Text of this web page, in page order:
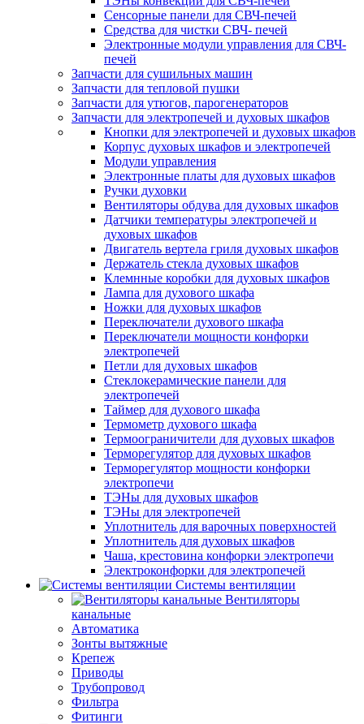
Сенсорные панели для СВЧ-печей
Средства для чистки СВЧ- печей
Электронные модули управления для СВЧ-
печей
Запчасти для сушильных машин
Запчасти для тепловой пушки
Запчасти для утюгов, парогенераторов
Запчасти для электропечей и духовых шкафов
Кнопки для электропечей и духовых шкафов
Корпус духовых шкафов и электропечей
Модули управления
Электронные платы для духовых шкафов
Ручки духовки
Вентиляторы обдува для духовых шкафов
Датчики температуры электропечей и
духовых шкафов
Двигатель вертела гриля духовых шкафов
Держатель стекла духовых шкафов
Клемнные коробки для духовых шкафов
Лампа для духового шкафа
Ножки для духовых шкафов
Переключатели духового шкафа
Переключатели мощности конфорки
электропечей
Петли для духовых шкафов
Стеклокерамические панели для
электропечей
Таймер для духового шкафа
Термометр духового шкафа
Термоограничители для духовых шкафов
Терморегулятор для духовых шкафов
Терморегулятор мощности конфорки
электропечи
ТЭНы для духовых шкафов
ТЭНы для электропечей
Уплотнитель для варочных поверхностей
Уплотнитель для духовых шкафов
Чаша, крестовина конфорки электропечи
Электроконфорки для электропечей
Системы вентиляции
Вентиляторы
канальные
Автоматика
Зонты вытяжные
Крепеж
Приводы
Трубопровод
Фильтра
Фитинги